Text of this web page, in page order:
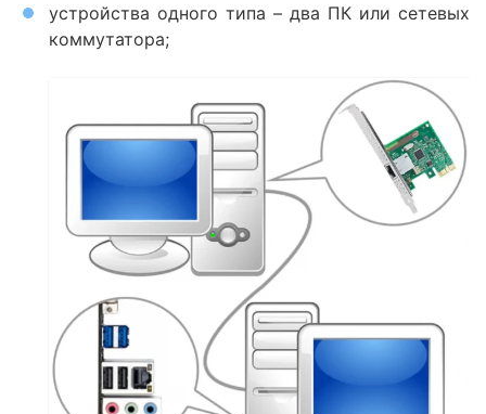
устройства одного типа – два ПК или сетевых
коммутатора;